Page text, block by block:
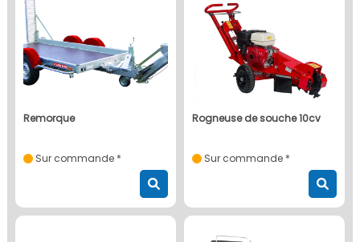
remorque
Sur commande *
rogneuse de souche 10cv
Sur commande *